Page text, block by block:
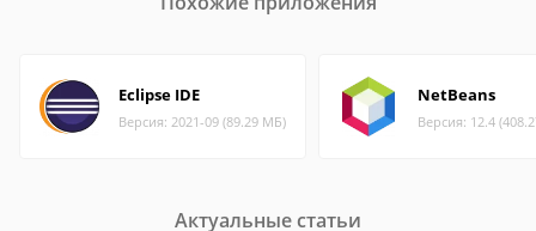
Eclipse IDE
Версия: 2021-09 (89.29 МБ)
NetBeans
Версия: 12.4
Актуальные статьи